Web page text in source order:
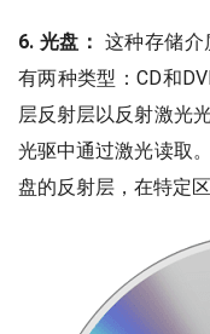
6. 光盘： 这种存储
有两种类型：CD和
层反射层以反射激光
光驱中通过激光读取
盘的反射层，在特定